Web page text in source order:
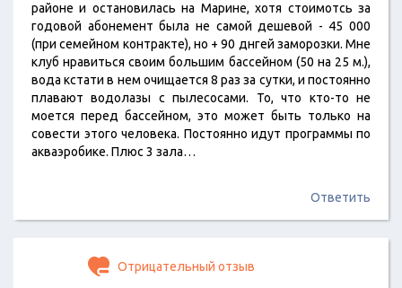
районе и остановилась на Марине, хотя стоимотсь за
годовой абонемент была не самой дешевой - 45 000
(при семейном контракте), но + 90 днгей заморозки. Мне
клуб нравиться своим большим бассейном (50 на 25 м.),
вода кстати в нем очищается 8 раз за сутки, и постоянно
плавают водолазы с пылесосами. То, что кто-то не
моется перед бассейном, это может быть только на
совести этого человека. Постоянно идут программы по
акваэробике. Плюс 3 зала…
Ответить
Отрицательный отзыв